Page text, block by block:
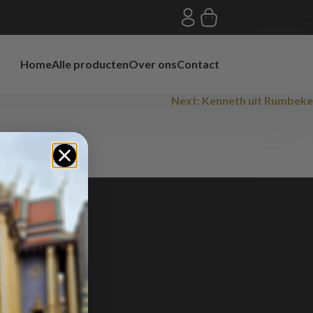
HomeAlle productenOver onsContact
Next: Kenneth uit Rumbeke
26